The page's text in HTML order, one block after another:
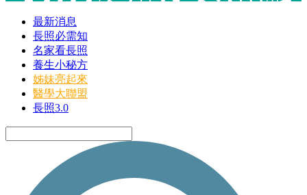
最新消息
長照必需知
名家看長照
養生小秘方
姊妹亮起來
醫學大聯盟
長照3.0